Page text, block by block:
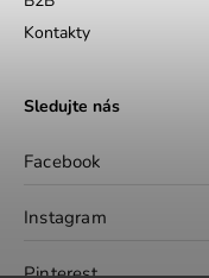
Kontakty
Sledujte nás
Facebook
Instagram